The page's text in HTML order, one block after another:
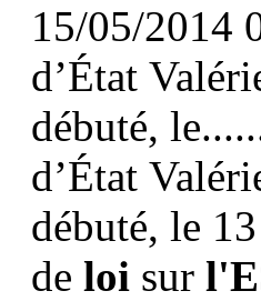
15/05/2014
d’État
débuté,
d’État
débuté, le
de loi sur